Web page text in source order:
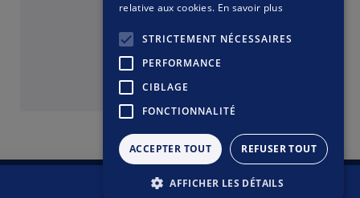
Lire
relative aux cookies. En savoir plus
STRICTEMENT NÉCESSAIRES
PERFORMANCE
CIBLAGE
FONCTIONNALITÉ
ACCEPTER TOUT REFUSER TOUT
AFFICHER LES DÉTAILS